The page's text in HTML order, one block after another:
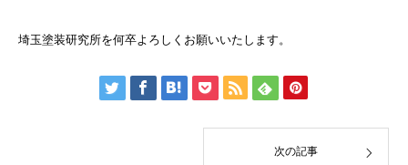
埼玉塗装研究所を何卒よろしくお願いいたします。
次の記事